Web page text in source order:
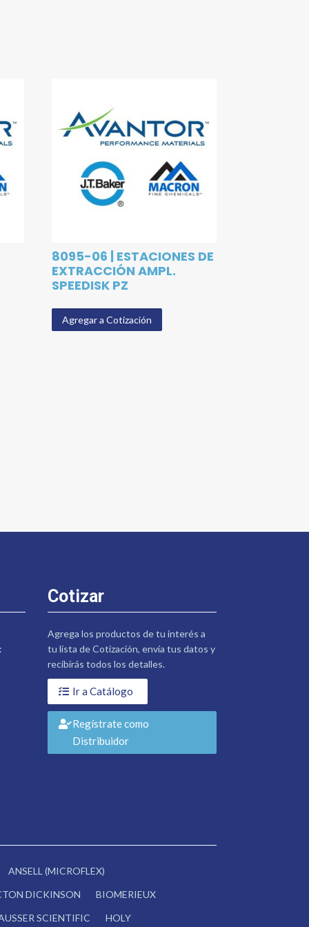
8095-06 | ESTACIONES DE
EXTRACCIÓN AMPL.
SPEEDISK PZ
Agregar a Cotización
Cotizar
Agrega los productos de tu interés a
tu lista de Cotización, envía tus datos y
recibirás todos los detalles.
Ir a Catálogo
Regístrate como
Distribuidor
ANSELL (MICROFLEX)
DICKINSON
BIOMERIEUX
SCIENTIFIC HOLY